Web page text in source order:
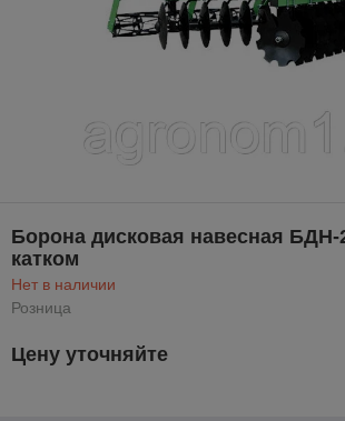
Борона дисковая навесная БДН-
катком
Нет в наличии
Розница
Цену уточняйте